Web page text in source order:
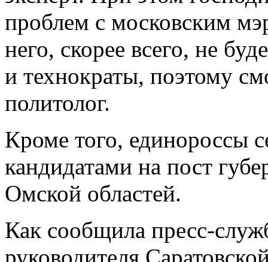
проблем с московским
него, скорее всего, не
и технократы, поэтому
политолог.
Кроме того, единороссы
кандидатами на пост
Омской областей.
Как сообщила пресс-
руководителя